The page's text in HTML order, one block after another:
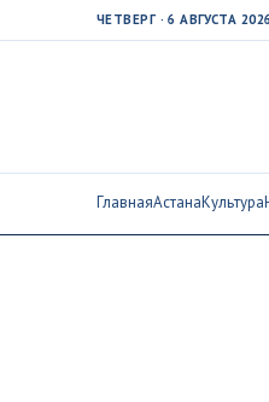
ЧЕТВЕРГ · 6 АВГУСТА 2026
ГлавнаяАстанаКультура